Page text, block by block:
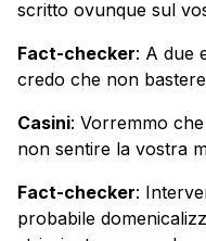
scritto ovunque sul
Fact-checker: A due
credo che non
Casini: Vorremmo
non sentire la vostra
Fact-checker:
probabile